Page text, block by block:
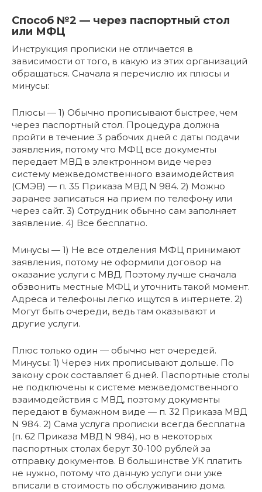
Способ №2 — через паспортный стол
или МФЦ
Инструкция прописки не отличается в
зависимости от того, в какую из этих организаций
обращаться. Сначала я перечислю их плюсы и
минусы:
Плюсы — 1) Обычно прописывают быстрее, чем
через паспортный стол. Процедура должна
пройти в течение 3 рабочих дней с даты подачи
заявления, потому что МФЦ все документы
передает МВД в электронном виде через
систему межведомственного взаимодействия
(СМЭВ) — п. 35 Приказа МВД N 984. 2) Можно
заранее записаться на прием по телефону или
через сайт. 3) Сотрудник обычно сам заполняет
заявление. 4) Все бесплатно.
Минусы — 1) Не все отделения МФЦ принимают
заявления, потому не оформили договор на
оказание услуги с МВД. Поэтому лучше сначала
обзвонить местные МФЦ и уточнить такой момент.
Адреса и телефоны легко ищутся в интернете. 2)
Могут быть очереди, ведь там оказывают и
другие услуги.
Плюс только один — обычно нет очередей.
Минусы: 1) Через них прописывают дольше. По
закону срок составляет 6 дней. Паспортные столы
не подключены к системе межведомственного
взаимодействия с МВД, поэтому документы
передают в бумажном виде — п. 32 Приказа МВД
N 984. 2) Сама услуга прописки всегда бесплатна
(п. 62 Приказа МВД N 984), но в некоторых
паспортных столах берут 30-100 рублей за
отправку документов. В большинстве УК платить
не нужно, потому что данную услуги они уже
вписали в стоимость по обслуживанию дома.